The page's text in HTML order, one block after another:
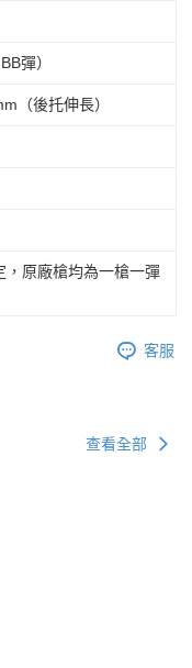
彈）
（後托伸長）
，原廠槍均為一槍一彈
客服
查看全部